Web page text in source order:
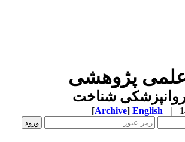
پژوهشی
شناخت
|
English
[Archive]